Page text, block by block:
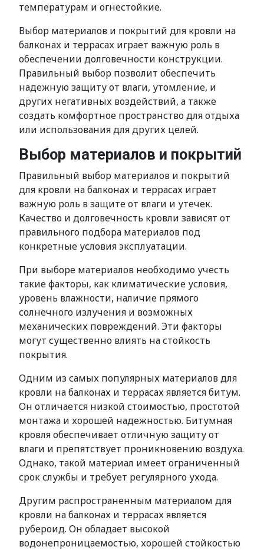
температурам и огнестойкие.
Выбор материалов и покрытий для кровли на
балконах и террасах играет важную роль в
обеспечении долговечности конструкции.
Правильный выбор позволит обеспечить
надежную защиту от влаги, утомление, и
других негативных воздействий, а также
создать комфортное пространство для отдыха
или использования для других целей.
Выбор материалов и покрытий
Правильный выбор материалов и покрытий
для кровли на балконах и террасах играет
важную роль в защите от влаги и утечек.
Качество и долговечность кровли зависят от
правильного подбора материалов под
конкретные условия эксплуатации.
При выборе материалов необходимо учесть
такие факторы, как климатические условия,
уровень влажности, наличие прямого
солнечного излучения и возможных
механических повреждений. Эти факторы
могут существенно влиять на стойкость
покрытия.
Одним из самых популярных материалов для
кровли на балконах и террасах является битум.
Он отличается низкой стоимостью, простотой
монтажа и хорошей надежностью. Битумная
кровля обеспечивает отличную защиту от
влаги и препятствует проникновению воздуха.
Однако, такой материал имеет ограниченный
срок службы и требует регулярного ухода.
Другим распространенным материалом для
кровли на балконах и террасах является
рубероид. Он обладает высокой
водонепроницаемостью, хорошей стойкостью